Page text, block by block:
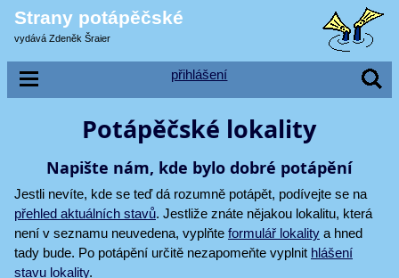
Strany potápěčské
vydává Zdeněk Šraier
přihlášení
Potápěčské lokality
Napište nám, kde bylo dobré potápění
Jestli nevíte, kde se teď dá rozumně potápět, podívejte se na
přehled aktuálních stavů. Jestliže znáte nějakou lokalitu, která
není v seznamu neuvedena, vyplňte formulář lokality a hned
tady bude. Po potápění určitě nezapomeňte vyplnit hlášení
stavu lokality.